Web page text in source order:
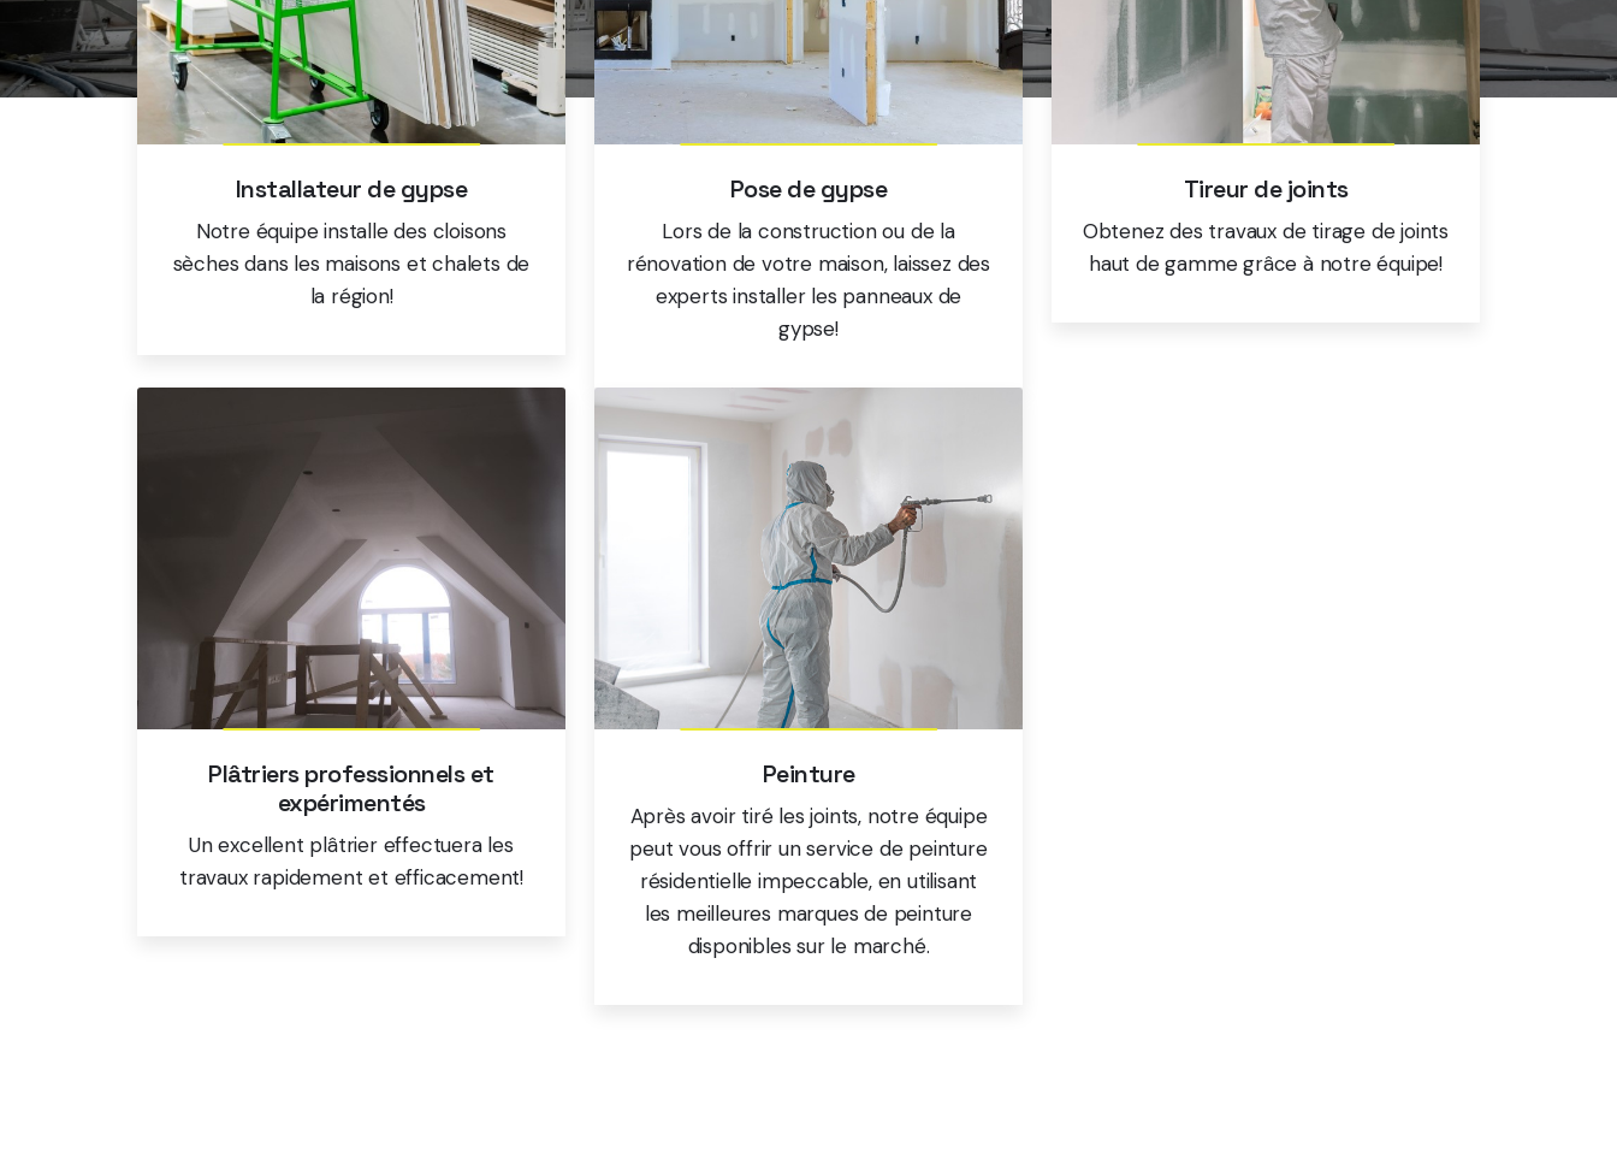
Installateur de gypse
Notre équipe installe des cloisons
sèches dans les maisons et chalets de
la région!
Pose de gypse
Lors de la construction ou de la
rénovation de votre maison, laissez des
experts installer les panneaux de
gypse!
En savoir plus
Tireur de joints
Obtenez des travaux de tirage de joints
haut de gamme grâce à notre équipe!
Plâtriers professionnels et
expérimentés
Un excellent plâtrier effectuera les
travaux rapidement et efficacement!
Peinture
Après avoir tiré les joints, notre équipe
peut vous offrir un service de peinture
résidentielle impeccable, en utilisant
les meilleures marques de peinture
disponibles sur le marché.